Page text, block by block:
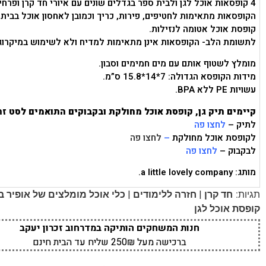
4 קופסאות אוכל לגן ולבית ספר בגדלים שונים עם איורי חד קרן ופרחים.
הקופסאות מתאימות לחטיפים, פירות, כריך וכמובן לאחסון אוכל
קופסת אוכל אטומה לנזילות.
לתשומת הלב- הקופסאות אינן מתאימות למדיח ולא לשימוש
מומלץ לשטוף אותם עם מים חמימים וסבון.
מידות הקופסא הגדולה: 7*14*15.8 ס”מ.
עשויות PE ללא BPA.
קיימים תיק גן, קופסת אוכל מחולקת ובקבוקים התואמים לסט
לתיק – לחצו פה
לקופסת אוכל מחולקת – לחצו פה
לבקבוק – לחצו פה
מותג: a little lovely company.
תגיות: חד קרן | חזרה ללימודים | כלי אוכל מומלצים של אופיר
קופסת אוכל לגן
חנות המשחקים הותיקה במדרחוב זכרון יעקב
ברכישה מעל 250₪ שליח עד הבית חינם